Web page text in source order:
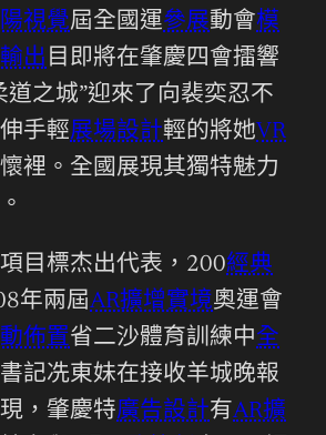
視覺屆全國運參展動會模
出 目即將在肇慶四會擂響
道之城”迎來了向裴奕忍不
手輕展場設計輕的將她VR
裡。全國展現其獨特魅力
目標杰出代表，200經典
年兩屆AR擴增實境奧運會
佈置省二沙體育訓練中全
記冼東妹在接收羊城晚報
，肇慶特廣告設計有AR擴